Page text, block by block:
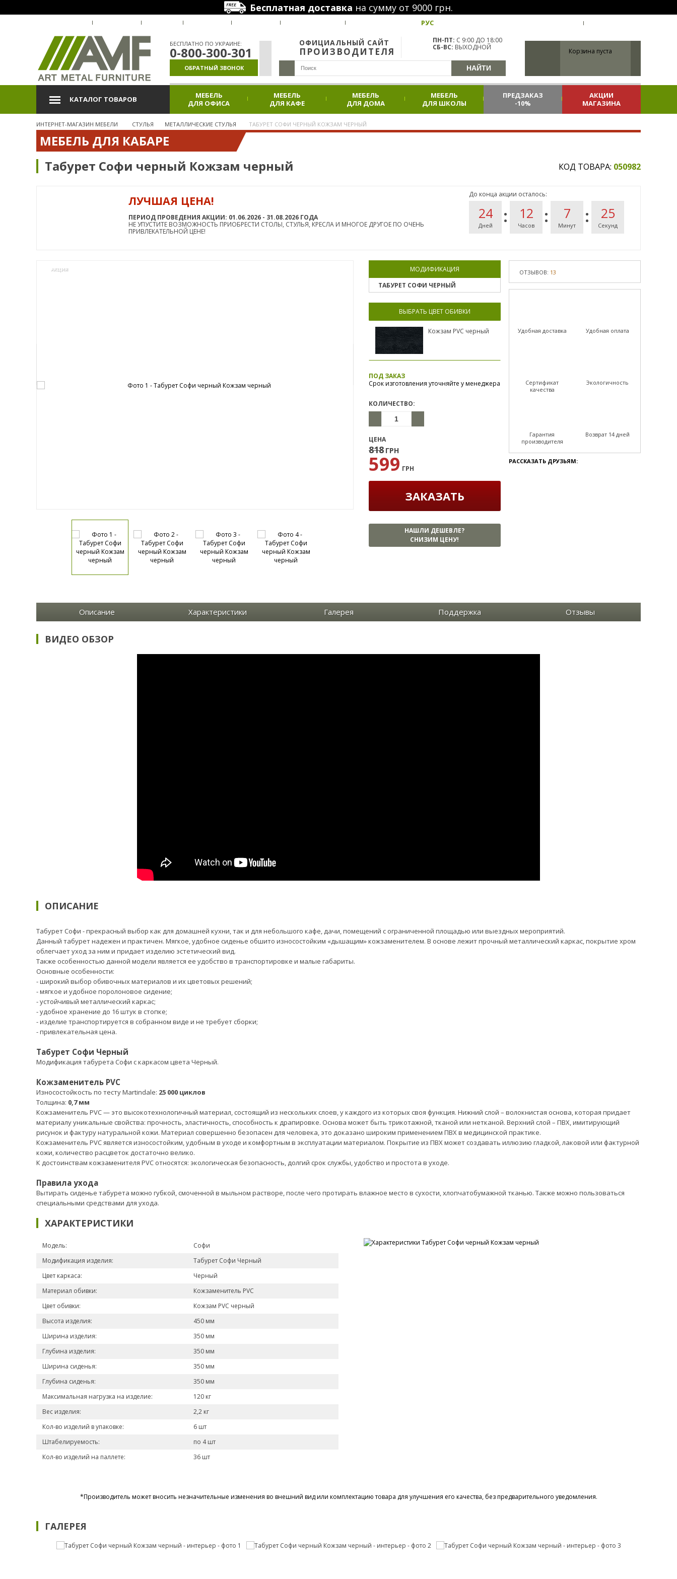
Бесплатная доставка на сумму от 9000 грн.
РУС
БЕСПЛАТНО ПО УКРАИНЕ:
0-800-300-301
ОБРАТНЫЙ ЗВОНОК
ОФИЦИАЛЬНЫЙ САЙТ
ПРОИЗВОДИТЕЛЯ
ПН-ПТ: С 9:00 ДО 18:00
СБ-ВС: ВЫХОДНОЙ Корзина пуста
КАТАЛОГ ТОВАРОВ
МЕБЕЛЬ
ДЛЯ ОФИСА
МЕБЕЛЬ
ДЛЯ КАФЕ
МЕБЕЛЬ
ДЛЯ ДОМА
МЕБЕЛЬ
ДЛЯ ШКОЛЫ
ПРЕДЗАКАЗ
-10%
АКЦИИ
МАГАЗИНА
ИНТЕРНЕТ-МАГАЗИН МЕБЕЛИ СТУЛЬЯ МЕТАЛЛИЧЕСКИЕ СТУЛЬЯ ТАБУРЕТ СОФИ ЧЕРНЫЙ КОЖЗАМ ЧЕРНЫЙ
МЕБЕЛЬ ДЛЯ КАБАРЕ
Табурет Софи черный Кожзам черный
КОД ТОВАРА: 050982
До конца акции осталось:
Дней
24
Часов
12
Минут
7
Секунд
24
ЛУЧШАЯ ЦЕНА!
ПЕРИОД ПРОВЕДЕНИЯ АКЦИИ: 01.06.2026 - 31.08.2026 ГОДА
НЕ УПУСТИТЕ ВОЗМОЖНОСТЬ ПРИОБРЕСТИ СТОЛЫ, СТУЛЬЯ, КРЕСЛА И МНОГОЕ ДРУГОЕ ПО ОЧЕНЬ
ПРИВЛЕКАТЕЛЬНОЙ ЦЕНЕ!
АКЦИЯ
0%
МОДИФИКАЦИЯ
ТАБУРЕТ СОФИ ЧЕРНЫЙ
ВЫБРАТЬ ЦВЕТ ОБИВКИ
Кожзам PVC черный
ПОД ЗАКАЗ
Срок изготовления уточняйте у менеджера
КОЛИЧЕСТВО:
ЦЕНА
818 ГРН
599 ГРН
ЗАКАЗАТЬ
НАШЛИ ДЕШЕВЛЕ?
СНИЗИМ ЦЕНУ!
ОТЗЫВОВ: 13
Удобная доставка Удобная оплата
Сертификат
качества
Экологичность
Гарантия
производителя
Возврат 14 дней
РАССКАЗАТЬ ДРУЗЬЯМ:
Описание Характеристики Галерея Поддержка Отзывы
ВИДЕО ОБЗОР
ОПИСАНИЕ
Табурет Софи - прекрасный выбор как для домашней кухни, так и для небольшого кафе, дачи, помещений с ограниченной площадью или выездных мероприятий.
Данный табурет надежен и практичен. Мягкое, удобное сиденье обшито износостойким «дышащим» кожзаменителем. В основе лежит прочный металлический каркас, покрытие хром
облегчает уход за ним и придает изделию эстетический вид.
Также особенностью данной модели является ее удобство в транспортировке и малые габариты.
Основные особенности:
- широкий выбор обивочных материалов и их цветовых решений;
- мягкое и удобное поролоновое сидение;
- устойчивый металлический каркас;
- удобное хранение до 16 штук в стопке;
- изделие транспортируется в собранном виде и не требует сборки;
- привлекательная цена.
Табурет Софи Черный
Модификация табурета Софи с каркасом цвета Черный.
Кожзаменитель PVC
Износостойкость по тесту Martindale: 25 000 циклов
Толщина: 0,7 мм
Кожзаменитель PVC — это высокотехнологичный материал, состоящий из нескольких слоев, у каждого из которых своя функция. Нижний слой – волокнистая основа, которая придает
материалу уникальные свойства: прочность, эластичность, способность к драпировке. Основа может быть трикотажной, тканой или нетканой. Верхний слой – ПВХ, имитирующий
рисунок и фактуру натуральной кожи. Материал совершенно безопасен для человека, это доказано широким применением ПВХ в медицинской практике.
Кожзаменитель PVC является износостойким, удобным в уходе и комфортным в эксплуатации материалом. Покрытие из ПВХ может создавать иллюзию гладкой, лаковой или фактурной
кожи, количество расцветок достаточно велико.
К достоинствам кожзаменителя PVC относятся: экологическая безопасность, долгий срок службы, удобство и простота в уходе.
Правила ухода
Вытирать сиденье табурета можно губкой, смоченной в мыльном растворе, после чего протирать влажное место в сухости, хлопчатобумажной тканью. Также можно пользоваться
специальными средствами для ухода.
ХАРАКТЕРИСТИКИ
Модель:
Софи
Модификация изделия:
Табурет Софи Черный
Цвет каркаса:
Черный
Материал обивки:
Кожзаменитель PVC
Цвет обивки:
Кожзам PVC черный
Высота изделия:
450 мм
Ширина изделия:
350 мм
Глубина изделия:
350 мм
Ширина сиденья:
350 мм
Глубина сиденья:
350 мм
Максимальная нагрузка на изделие:
120 кг
Вес изделия:
2,2 кг
Кол-во изделий в упаковке:
6 шт
Штабелируемость:
по 4 шт
Кол-во изделий на паллете:
36 шт
*Производитель может вносить незначительные изменения во внешний вид или комплектацию товара для улучшения его качества, без предварительного уведомления.
ГАЛЕРЕЯ